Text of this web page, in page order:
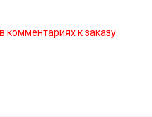
комментариях к заказу